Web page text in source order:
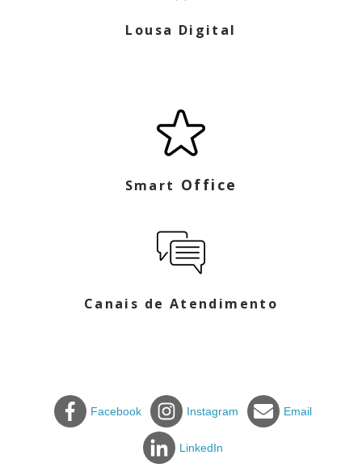
Lousa Digital
Smart Office
Canais de Atendimento
Facebook Instagram Email
LinkedIn